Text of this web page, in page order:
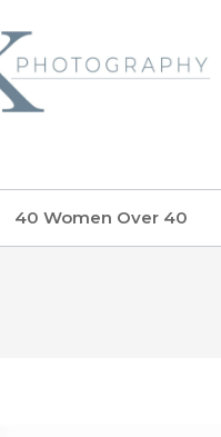
40 Women Over 40